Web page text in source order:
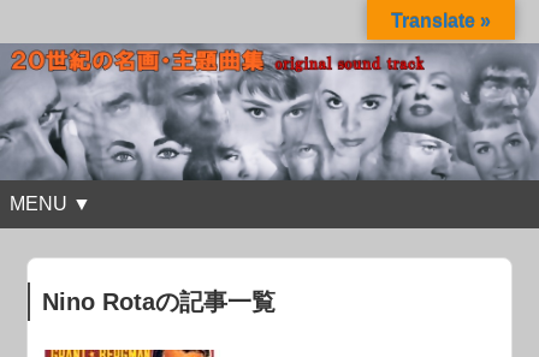
MENU ▼
Nino Rotaの記事一覧
Translate »